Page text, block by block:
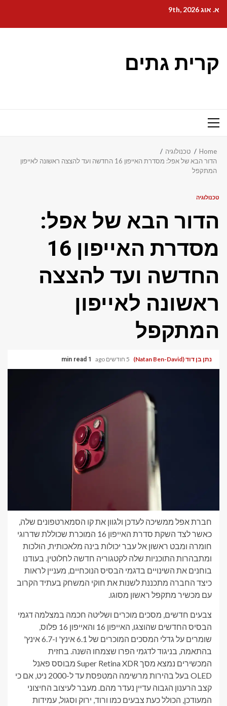
content
א. אוג 9th, 2026
קרית גתים
Primary
Home
טכנולוגיה
הדור הבא של אפל: מסדרת האייפון 16 החדשה ועד להצצה ראשונה לאייפון
המתקפל
טכנולוגיה
הדור הבא של אפל:
מסדרת האייפון 16
החדשה ועד להצצה
ראשונה לאייפון
המתקפל
נתן בן דוד (Natan Ben-David) 5 חודשים ago 1 min read
חברת אפל ממשיכה לעדכן ולגוון את קו הסמארטפונים שלה,
כאשר לצד השקת סדרת האייפון 16 המוכרת שכוללת שדרוגי
חומרה ומבט ראשון אל עבר יכולות בינה מלאכותית, הולכות
ומתבהרות התוכניות שלה לקטגוריה חדשה לחלוטין. בעודנו
בוחנים את השינויים בדגמי הבסיס הנוכחיים, מעניין לראות
כיצד החברה מתכננת לשנות את חוקי המשחק בעתיד הקרוב
עם מכשיר מתקפל ראשון מסוגו.
צבעים חדשים, מסכים מוכרים ושליטה חכמה במצלמה דגמי
הבסיס החדשים שהוצגו, האייפון 16 והאייפון 16 פלוס,
שומרים על גדלי המסכים המוכרים של 6.1 אינץ' ו-6.7 אינץ'
בהתאמה, בניגוד לדגמי הפרו שצמחו השנה. בחזית
המכשירים נמצא מסך Super Retina XDR מבוסס פאנל
OLED בעל בהירות מרשימה המטפסת עד ל-2000 ניט, אם כי
קצב הרענון הגבוה עדיין נעדר מהם. מעבר לעיצוב החיצוני
המעודכן, הכולל כעת צבעים כמו ורוד, ירוק וסגול, עמידות